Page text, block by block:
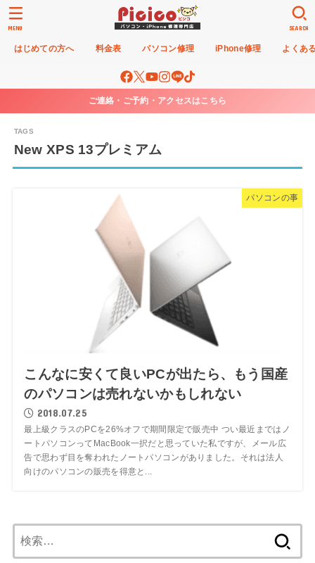
はじめての方へ 料金表 パソコン修理 iPhone修理 よくあ
SEARCH
MENU
ご連絡・ご予約・アクセスはこちら
New XPS 13プレミアム
パソコンの事
こんなに安くて良いPCが出たら、もう国産
のパソコンは売れないかもしれない
2018.07.25
最上級クラスのPCを26%オフで期間限定で販売中 つい最近まではノ
ートパソコンってMacBook一択だと思っていた私ですが、メール広
告で思わず目を奪われたノートパソコンがありました。それは法人
向けのパソコンの販売を得意と...
索: